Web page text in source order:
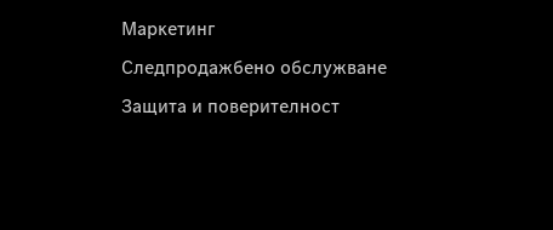
Маркетинг
Следпродажбено обслужване
Защита и поверителност